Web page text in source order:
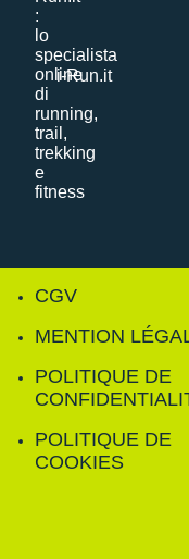
i-Run.it
CGV
MENTION
POLITIQUE DE
POLITIQUE DE
COOKIES